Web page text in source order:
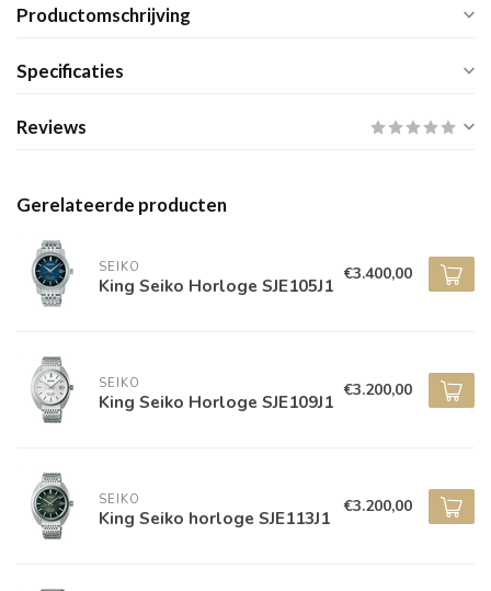
Productomschrijving
Specificaties
Reviews
Gerelateerde producten
SEIKO
King Seiko Horloge SJE105J1 €3.400,00
SEIKO
King Seiko Horloge SJE109J1 €3.200,00
SEIKO
King Seiko horloge SJE113J1 €3.200,00